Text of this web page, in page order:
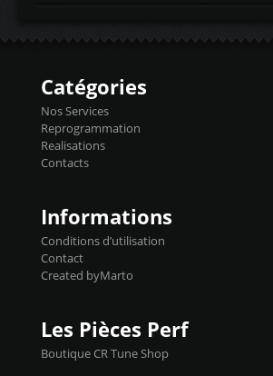
d'admissiontemp ex. pour
temperaturetemperature
Injecteurs + Flashpro 1370€ TTC Le
précise et performante. Vous pourrez
basculer de la carto sans plomb à Ethanol à
l'aide du flashpro OPTION ECONOMIQUES
Reprog SP 98 sur le calculateur d'origine
450€ TTC Un gain d'environ 10cv et 15nm
Catégories
Nos Services
Reprogrammation
Realisations
Contacts
Informations
Conditions d’utilisation
Contact
Created byMarto
Les Pièces Perf
Boutique CR Tune Shop